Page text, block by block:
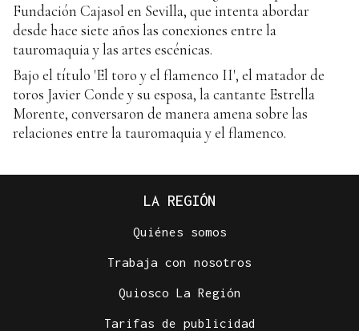
Fundación Cajasol en Sevilla, que intenta abordar
desde hace siete años las conexiones entre la
tauromaquia y las artes escénicas.
Bajo el título 'El toro y el flamenco II', el matador de
toros Javier Conde y su esposa, la cantante Estrella
Morente, conversaron de manera amena sobre las
relaciones entre la tauromaquia y el flamenco.
LA REGIÓN
Quiénes somos
Trabaja con nosotros
Quiosco La Región
Tarifas de publicidad